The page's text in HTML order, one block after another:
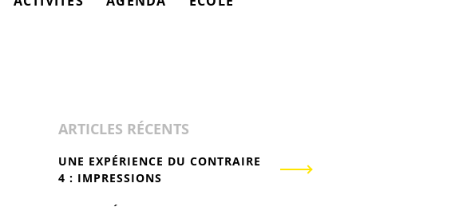
ARTICLES RÉCENTS
UNE EXPÉRIENCE DU CONTRAIRE
4 : IMPRESSIONS